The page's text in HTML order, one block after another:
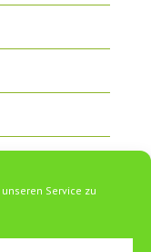
Service zu